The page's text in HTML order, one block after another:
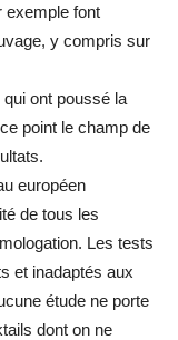
exemple font
y compris sur
qui ont poussé la
point le champ de
européen
de tous les
Les tests
et inadaptés aux
étude ne porte
dont on ne